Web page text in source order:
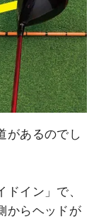
があるのでし
イン」で、
からヘッドが